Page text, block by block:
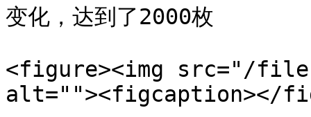
变化，达到了2000枚
<figure><img src="/files/
alt=""><figcaption></